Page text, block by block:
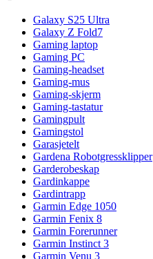
Galaxy S25 Ultra
Galaxy Z Fold7
Gaming laptop
Gaming PC
Gaming-headset
Gaming-mus
Gaming-skjerm
Gaming-tastatur
Gamingpult
Gamingstol
Garasjetelt
Gardena Robotgressklipper
Garderobeskap
Gardinkappe
Gardintrapp
Garmin Edge 1050
Garmin Fenix 8
Garmin Forerunner
Garmin Instinct 3
Garmin Venu 3